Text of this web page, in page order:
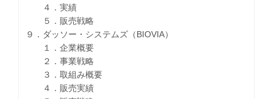
４．実績
５．販売戦略
９．ダッソー・システムズ（BIOVIA）
１．企業概要
２．事業戦略
３．取組み概要
４．販売実績